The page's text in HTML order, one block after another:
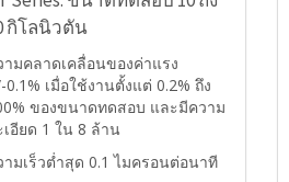
กิโลนิวตัน
ามคลาดเคลื่อนของค่าแรง
0.1% เมื่อใช้งานตั้งแต่ 0.2% ถึง
ของขนาดทดสอบ และมีความ
เอียด 1 ใน 8 ล้าน
ามเร็วต่ำสุด 0.1 ไมครอนต่อนาที